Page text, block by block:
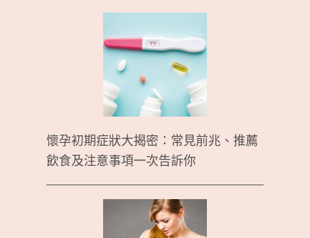
懷孕初期症狀大揭密：常見前兆、推薦
飲食及注意事項一次告訴你